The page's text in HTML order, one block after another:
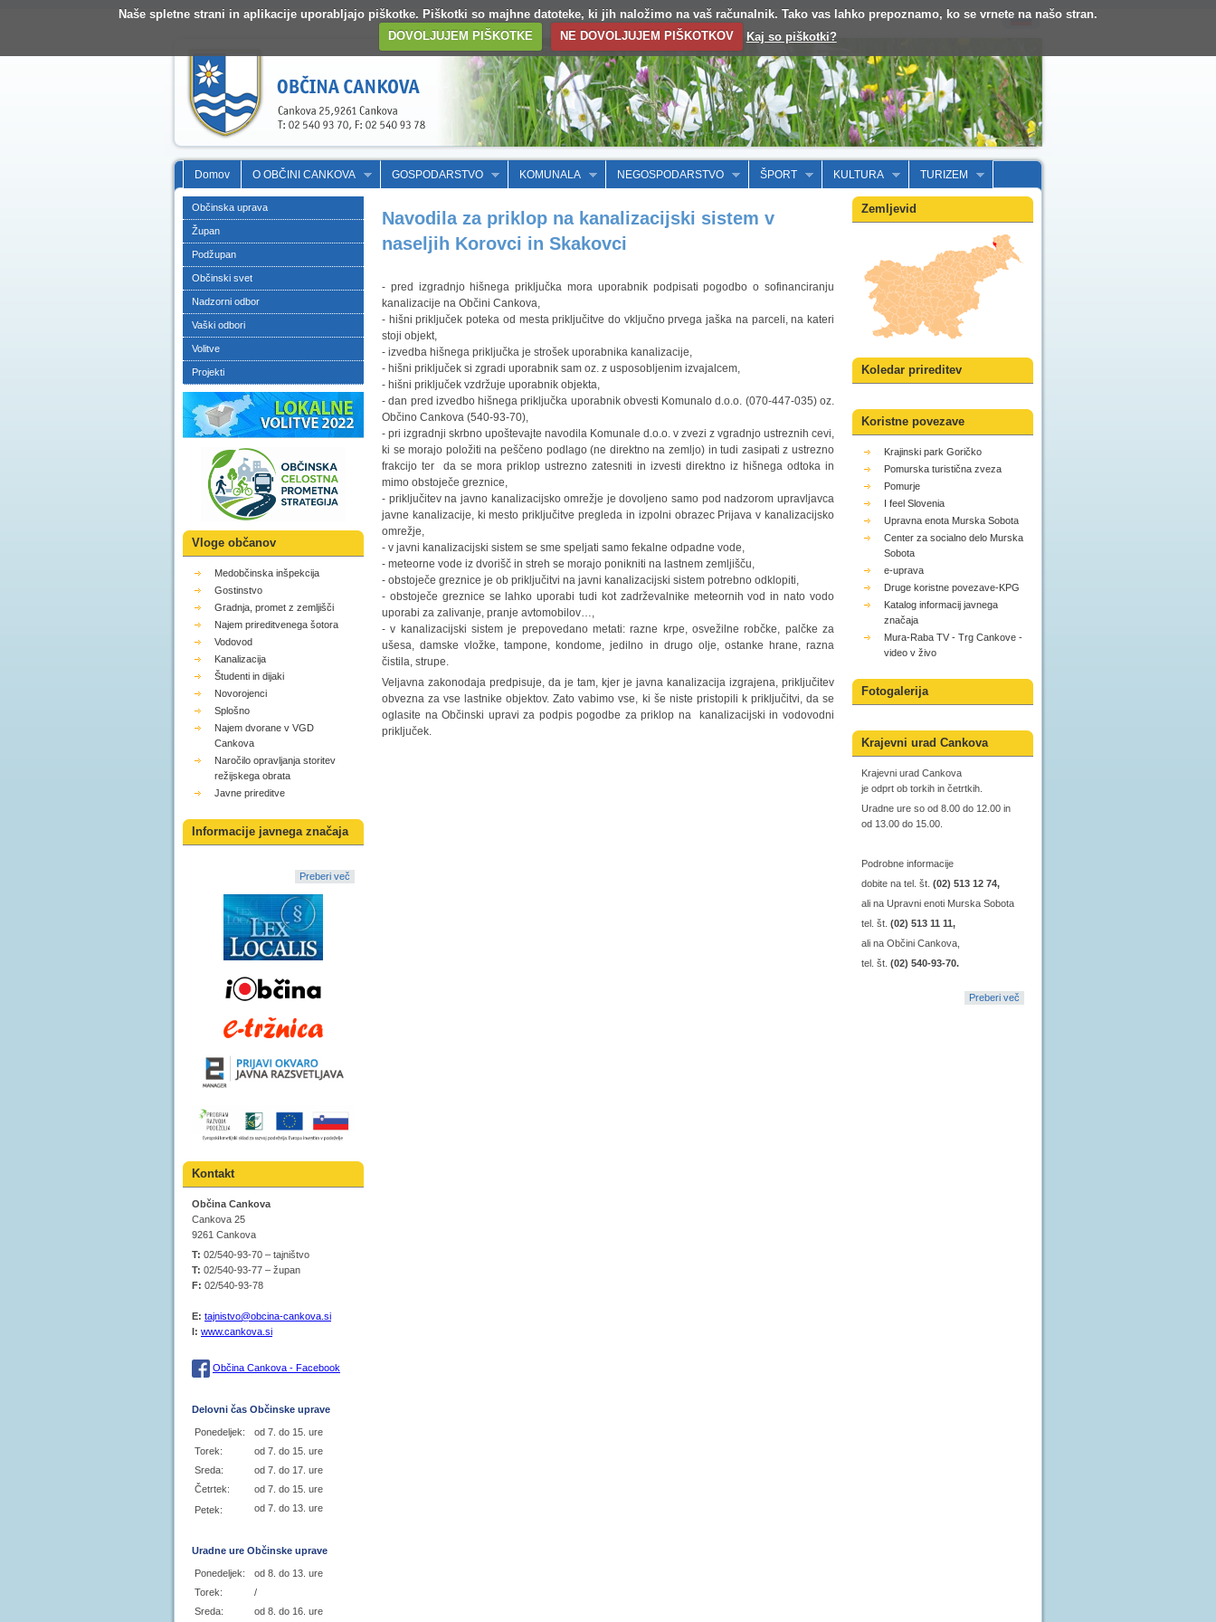
Naše spletne strani in aplikacije uporabljajo piškotke. Piškotki so majhne datoteke, ki jih naložimo na vaš računalnik. Tako vas lahko prepoznamo, ko se vrnete na našo stran.
DOVOLJUJEM PIŠKOTKE
NE DOVOLJUJEM PIŠKOTKOV Kaj so piškotki?
Domov O OBČINI CANKOVA GOSPODARSTVO KOMUNALA NEGOSPODARSTVO ŠPORT KULTURA TURIZEM
Občinska uprava
Župan
Podžupan
Občinski svet
Nadzorni odbor
Vaški odbori
Volitve
Projekti
Vloge občanov
Medobčinska inšpekcija
Gostinstvo
Gradnja, promet z zemljišči
Najem prireditvenega šotora
Vodovod
Kanalizacija
Študenti in dijaki
Novorojenci
Splošno
Najem dvorane v VGD
Cankova
Naročilo opravljanja storitev
režijskega obrata
Javne prireditve
Informacije javnega značaja
Preberi več
Kontakt
Občina Cankova
Cankova 25
9261 Cankova
T: 02/540-93-70 – tajništvo
T: 02/540-93-77 – župan
F: 02/540-93-78
E: tajnistvo@obcina-cankova.si
I: www.cankova.si
Občina Cankova - Facebook
Delovni čas Občinske uprave
Ponedeljek:
od 7. do 15. ure
Torek:
od 7. do 15. ure
Sreda:
od 7. do 17. ure
Četrtek:
od 7. do 15. ure
Petek:
od 7. do 13. ure
Uradne ure Občinske uprave
Ponedeljek:
od 8. do 13. ure
Torek:
/
Sreda:
od 8. do 16. ure
Navodila za priklop na kanalizacijski sistem v
naseljih Korovci in Skakovci
- pred izgradnjo hišnega priključka mora uporabnik podpisati pogodbo o sofinanciranju
kanalizacije na Občini Cankova,
- hišni priključek poteka od mesta priključitve do vključno prvega jaška na parceli, na kateri
stoji objekt,
- izvedba hišnega priključka je strošek uporabnika kanalizacije,
- hišni priključek si zgradi uporabnik sam oz. z usposobljenim izvajalcem,
- hišni priključek vzdržuje uporabnik objekta,
- dan pred izvedbo hišnega priključka uporabnik obvesti Komunalo d.o.o. (070-447-035) oz.
Občino Cankova (540-93-70),
- pri izgradnji skrbno upoštevajte navodila Komunale d.o.o. v zvezi z vgradnjo ustreznih cevi,
ki se morajo položiti na peščeno podlago (ne direktno na zemljo) in tudi zasipati z ustrezno
frakcijo ter da se mora priklop ustrezno zatesniti in izvesti direktno iz hišnega odtoka in
mimo obstoječe greznice,
- priključitev na javno kanalizacijsko omrežje je dovoljeno samo pod nadzorom upravljavca
javne kanalizacije, ki mesto priključitve pregleda in izpolni obrazec Prijava v kanalizacijsko
omrežje,
- v javni kanalizacijski sistem se sme speljati samo fekalne odpadne vode,
- meteorne vode iz dvorišč in streh se morajo ponikniti na lastnem zemljišču,
- obstoječe greznice je ob priključitvi na javni kanalizacijski sistem potrebno odklopiti,
- obstoječe greznice se lahko uporabi tudi kot zadrževalnike meteornih vod in nato vodo
uporabi za zalivanje, pranje avtomobilov…,
- v kanalizacijski sistem je prepovedano metati: razne krpe, osvežilne robčke, palčke za
ušesa, damske vložke, tampone, kondome, jedilno in drugo olje, ostanke hrane, razna
čistila, strupe.
Veljavna zakonodaja predpisuje, da je tam, kjer je javna kanalizacija izgrajena, priključitev
obvezna za vse lastnike objektov. Zato vabimo vse, ki še niste pristopili k priključitvi, da se
oglasite na Občinski upravi za podpis pogodbe za priklop na kanalizacijski in vodovodni
priključek.
Zemljevid
Koledar prireditev
Koristne povezave
Krajinski park Goričko
Pomurska turistična zveza
Pomurje
I feel Slovenia
Upravna enota Murska Sobota
Center za socialno delo Murska
Sobota
e-uprava
Druge koristne povezave-KPG
Katalog informacij javnega
značaja
Mura-Raba TV - Trg Cankove -
video v živo
Fotogalerija
Krajevni urad Cankova
Krajevni urad Cankova
je odprt ob torkih in četrtkih.
Uradne ure so od 8.00 do 12.00 in
od 13.00 do 15.00.
Podrobne informacije
dobite na tel. št. (02) 513 12 74,
ali na Upravni enoti Murska Sobota
tel. št. (02) 513 11 11,
ali na Občini Cankova,
tel. št. (02) 540-93-70.
Preberi več